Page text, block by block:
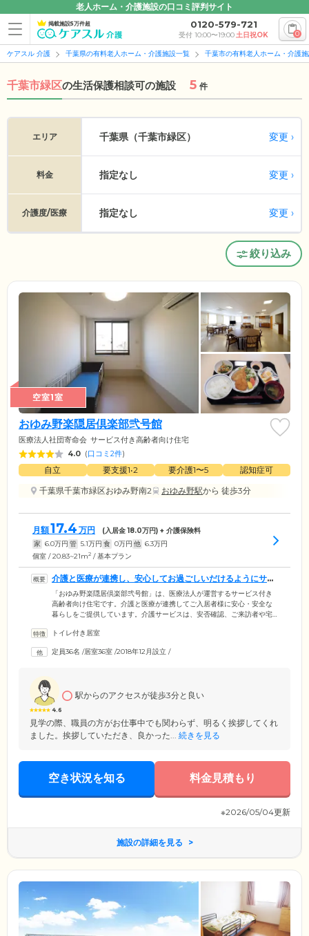
老人ホーム・介護施設の口コミ評判サイト
掲載施設5万件超 0120-579-721
受付 10:00〜19:00土日祝OK 0
ケアスル 介護 千葉県の有料老人ホーム・介護施設一覧 千葉市の有料老人ホーム・介護
千葉市緑区の生活保護相談可の施設 5 件
エリア 千葉県（千葉市緑区） 変更
料金 指定なし 変更
介護度/医療 指定なし 変更
絞り込み
空室1室
おゆみ野楽隠居倶楽部弐号館
医療法人社団寄命会 サービス付き高齢者向け住宅
4.0 (口コミ2件)
自立 要支援1•2 要介護1〜5
認知症可
千葉県千葉市緑区おゆみ野南2
おゆみ野駅から 徒歩3分
月額17.4 万円 (入居金18.0万円) + 介護保険料
家 6.0万円 管 5.1万円 食 0万円 他 6.3万円
個室 / 20.83~21m2 / 基本プラン
介護と医療が連携し、安心してお過ごしいだけるようにサポ
ートいたします
「おゆみ野楽隠居倶楽部弐号館」は、医療法人が運営するサービス付き
高齢者向け住宅です。介護と医療が連携してご入居者様に安心・安全な
暮らしをご提供しています。介護サービスは、安否確認、ご来訪者や宅
に関する相談のほか、緊急時は24時間対応。ご入居者様の傍らでお世話
バックアップ。心疾患、脳梗塞後遺症、人工透析、胃ろうなどのケアが
トイレ付き居室
定員36名 /居室36室 /2018年12月設立 /
4.6
駅からのアクセスが徒歩3分と良い
見学の際、職員の方がお仕事中でも関わらず、明るく挨拶してくれ
ました。挨拶していただき、良かった... 続きを見る
空き状況を知る 料金見積もり
※2026/05/04更新
施設の詳細を見る